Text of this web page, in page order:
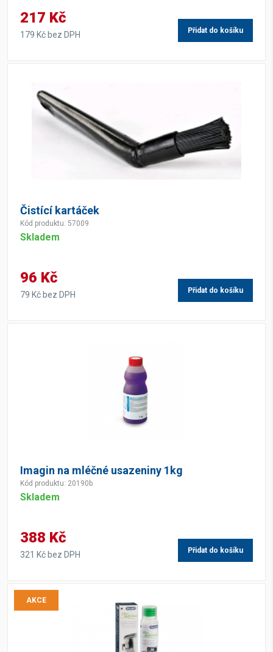
217 Kč
179 Kč bez DPH Přidat do košíku
Čistící kartáček
Kód produktu: 57009
Skladem
96 Kč
79 Kč bez DPH Přidat do košíku
Imagin na mléčné usazeniny 1kg
Kód produktu: 20190b
Skladem
388 Kč
321 Kč bez DPH Přidat do košíku
AKCE